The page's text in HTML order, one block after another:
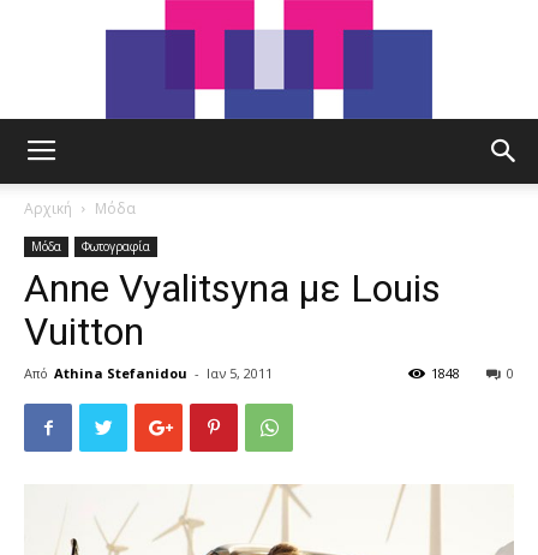
Αρχική Μόδα
Μόδα Φωτογραφία
Anne Vyalitsyna με Louis
Vuitton
Από Athina Stefanidou - Ιαν 5, 2011 0
1848